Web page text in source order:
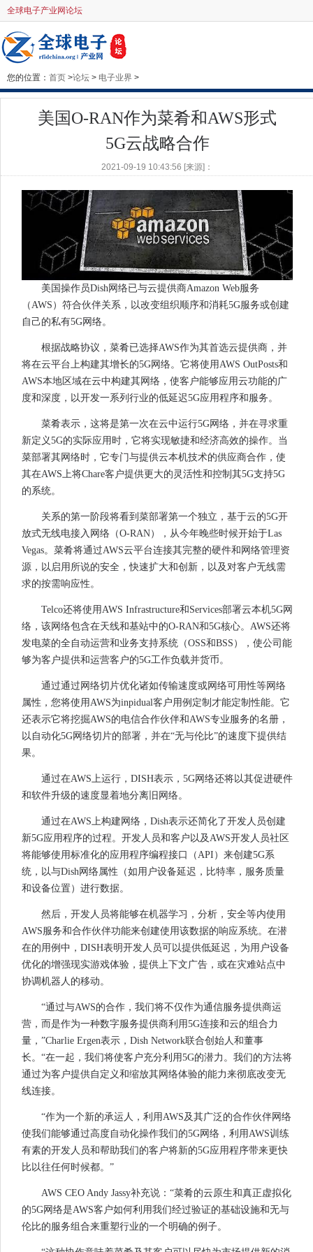
全球电子产业网论坛
您的位置： 首页 >论坛 > 电子业界 >
美国O-RAN作为菜肴和AWS形式
5G云战略合作
2021-09-19 10:43:56 [来源]：
美国操作员Dish网络已与云提供商Amazon Web服务
（AWS）符合伙伴关系，以改变组织顺序和消耗5G服务或创建
自己的私有5G网络。
根据战略协议，菜肴已选择AWS作为其首选云提供商，并
将在云平台上构建其增长的5G网络。它将使用AWS OutPosts和
AWS本地区域在云中构建其网络，使客户能够应用云功能的广
度和深度，以开发一系列行业的低延迟5G应用程序和服务。
菜肴表示，这将是第一次在云中运行5G网络，并在寻求重
新定义5G的实际应用时，它将实现敏捷和经济高效的操作。当
菜部署其网络时，它专门与提供云本机技术的供应商合作，使
其在AWS上将Chare客户提供更大的灵活性和控制其5G支持5G
的系统。
关系的第一阶段将看到菜部署第一个独立，基于云的5G开
放式无线电接入网络（O-RAN），从今年晚些时候开始于Las
Vegas。菜肴将通过AWS云平台连接其完整的硬件和网络管理资
源，以启用所说的安全，快速扩大和创新，以及对客户无线需
求的按需响应性。
Telco还将使用AWS Infrastructure和Services部署云本机5G网
络，该网络包含在天线和基站中的O-RAN和5G核心。AWS还将
发电菜的全自动运营和业务支持系统（OSS和BSS），使公司能
够为客户提供和运营客户的5G工作负载并货币。
通过通过网络切片优化诸如传输速度或网络可用性等网络
属性，您将使用AWS为inpidual客户用例定制才能定制性能。它
还表示它将挖掘AWS的电信合作伙伴和AWS专业服务的名册，
以自动化5G网络切片的部署，并在“无与伦比”的速度下提供结
果。
通过在AWS上运行，DISH表示，5G网络还将以其促进硬件
和软件升级的速度显着地分离旧网络。
通过在AWS上构建网络，Dish表示还简化了开发人员创建
新5G应用程序的过程。开发人员和客户以及AWS开发人员社区
将能够使用标准化的应用程序编程接口（API）来创建5G系
统，以与Dish网络属性（如用户设备延迟，比特率，服务质量
和设备位置）进行数据。
然后，开发人员将能够在机器学习，分析，安全等内使用
AWS服务和合作伙伴功能来创建使用该数据的响应系统。在潜
在的用例中，DISH表明开发人员可以提供低延迟，为用户设备
优化的增强现实游戏体验，提供上下文广告，或在灾难站点中
协调机器人的移动。
“通过与AWS的合作，我们将不仅作为通信服务提供商运
营，而是作为一种数字服务提供商利用5G连接和云的组合力
量，”Charlie Ergen表示，Dish Network联合创始人和董事
长。“在一起，我们将使客户充分利用5G的潜力。我们的方法将
通过为客户提供自定义和缩放其网络体验的能力来彻底改变无
线连接。
“作为一个新的承运人，利用AWS及其广泛的合作伙伴网络
使我们能够通过高度自动化操作我们的5G网络，利用AWS训练
有素的开发人员和帮助我们的客户将新的5G应用程序带来更快
比以往任何时候都。”
AWS CEO Andy Jassy补充说：“菜肴的云原生和真正虚拟化
的5G网络是AWS客户如何利用我们经过验证的基础设施和无与
伦比的服务组合来重塑行业的一个明确的例子。